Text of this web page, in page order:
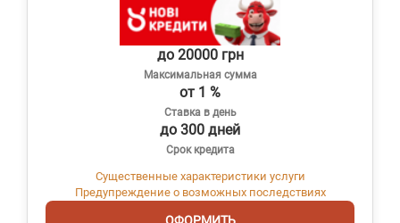
до 20000 грн
Максимальная сумма
от 1 %
Ставка в день
до 300 дней
Срок кредита
Существенные характеристики услуги
Предупреждение о возможных последствиях